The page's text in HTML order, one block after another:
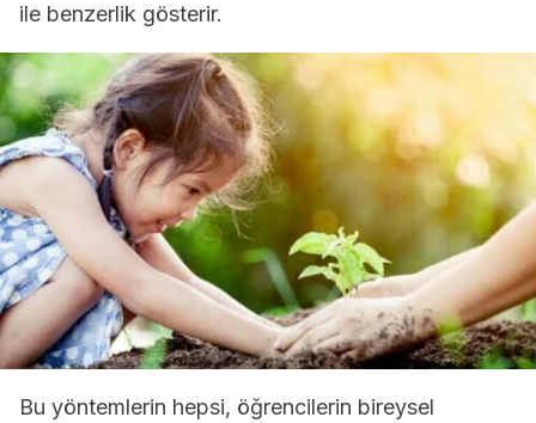
ile benzerlik gösterir.
Bu yöntemlerin hepsi, öğrencilerin bireysel